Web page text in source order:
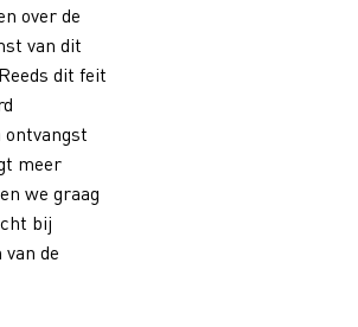
over de
van dit
dit feit
meer
we graag
bij
de